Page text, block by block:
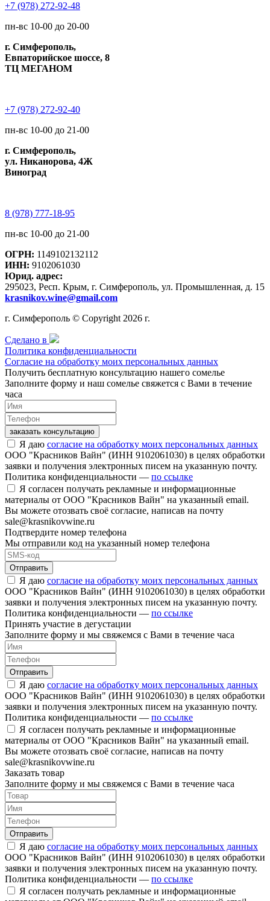
+7 (978) 272-92-48
пн-вс 10-00 до 20-00
г. Симферополь,
Евпаторийское шоссе, 8
ТЦ МЕГАНОМ
+7 (978) 272-92-40
пн-вс 10-00 до 21-00
г. Симферополь,
ул. Никанорова, 4Ж
Виноград
8 (978) 777-18-95
пн-вс 10-00 до 21-00
ОГРН: 1149102132112
ИНН: 9102061030
Юрид. адрес:
295023, Респ. Крым, г. Симферополь, ул. Промышленная, д. 15
krasnikov.wine@gmail.com
г. Симферополь © Copyright 2026 г.
Сделано в
Политика конфиденциальности
Согласие на обработку моих персональных данных
Получить бесплатную консультацию нашего сомелье
Заполните форму и наш сомелье свяжется с Вами в течение
часа
заказать консультацию
Я даю согласие на обработку моих персональных данных
ООО "Красников Вайн" (ИНН 9102061030) в целях обработки
заявки и получения электронных писем на указанную почту.
Политика конфиденциальности — по ссылке
Я согласен получать рекламные и информационные
материалы от ООО "Красников Вайн" на указанный email.
Вы можете отозвать своё согласие, написав на почту
sale@krasnikovwine.ru
Подтвердите номер телефона
Мы отправили код на указанный номер телефона
Отправить
Я даю согласие на обработку моих персональных данных
ООО "Красников Вайн" (ИНН 9102061030) в целях обработки
заявки и получения электронных писем на указанную почту.
Политика конфиденциальности — по ссылке
Принять участие в дегустации
Заполните форму и мы свяжемся с Вами в течение часа
Отправить
Я даю согласие на обработку моих персональных данных
ООО "Красников Вайн" (ИНН 9102061030) в целях обработки
заявки и получения электронных писем на указанную почту.
Политика конфиденциальности — по ссылке
Я согласен получать рекламные и информационные
материалы от ООО "Красников Вайн" на указанный email.
Вы можете отозвать своё согласие, написав на почту
sale@krasnikovwine.ru
Заказать товар
Заполните форму и мы свяжемся с Вами в течение часа
Отправить
Я даю согласие на обработку моих персональных данных
ООО "Красников Вайн" (ИНН 9102061030) в целях обработки
заявки и получения электронных писем на указанную почту.
Политика конфиденциальности — по ссылке
Я согласен получать рекламные и информационные